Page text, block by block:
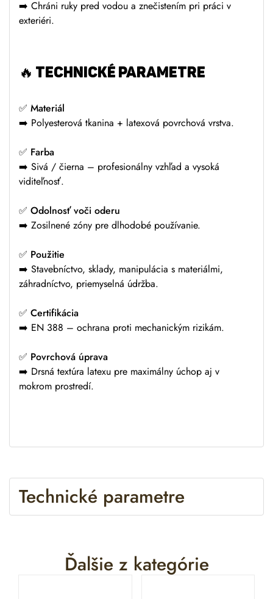
➡️ Chráni ruky pred vodou a znečistením pri práci v
exteriéri.
🔥 TECHNICKÉ PARAMETRE
✅ Materiál
➡️ Polyesterová tkanina + latexová povrchová vrstva.
✅ Farba
➡️ Sivá / čierna – profesionálny vzhľad a vysoká
viditeľnosť.
✅ Odolnosť voči oderu
➡️ Zosilnené zóny pre dlhodobé používanie.
✅ Použitie
➡️ Stavebníctvo, sklady, manipulácia s materiálmi,
záhradníctvo, priemyselná údržba.
✅ Certifikácia
➡️ EN 388 – ochrana proti mechanickým rizikám.
✅ Povrchová úprava
➡️ Drsná textúra latexu pre maximálny úchop aj v
mokrom prostredí.
Technické parametre
Ďalšie z kategórie